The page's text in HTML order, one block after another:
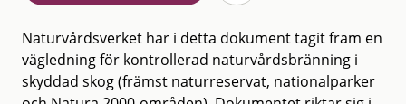
Naturvårdsverket har i detta dokument tagit fram en
vägledning för kontrollerad naturvårdsbränning i
skyddad skog (främst naturreservat, nationalparker